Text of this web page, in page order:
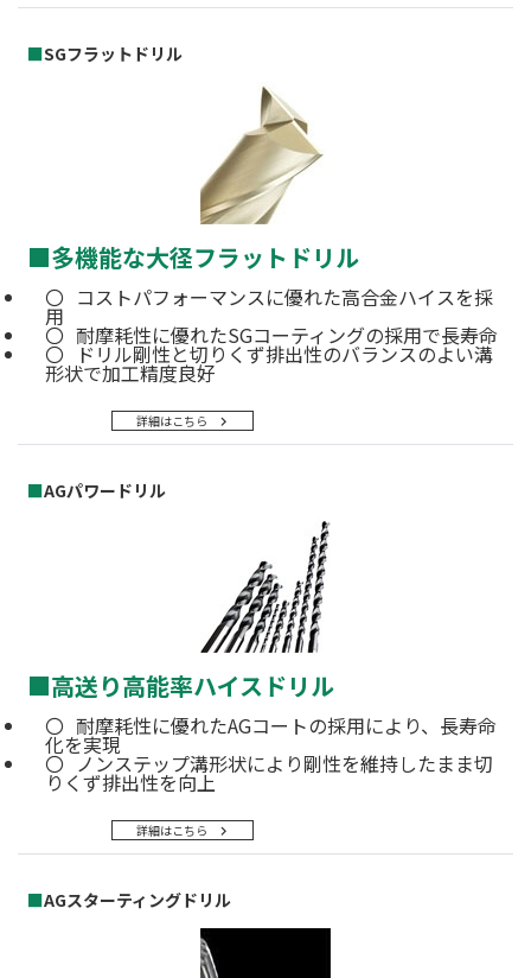
■SGフラットドリル
詳細はこちら
■多機能な大径フラットドリル
コストパフォーマンスに優れた高合金ハイスを採
用
耐摩耗性に優れたSGコーティングの採用で長寿命
ドリル剛性と切りくず排出性のバランスのよい溝
形状で加工精度良好
■AGパワードリル
詳細はこちら
■高送り高能率ハイスドリル
耐摩耗性に優れたAGコートの採用により、長寿命
化を実現
ノンステップ溝形状により剛性を維持したまま切
りくず排出性を向上
■AGスターティングドリル